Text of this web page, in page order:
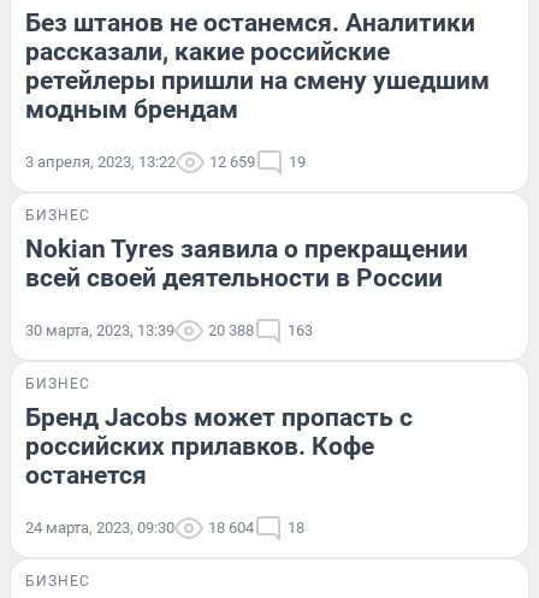
Без штанов не останемся. Аналитики
рассказали, какие российские
ретейлеры пришли на смену ушедшим
модным брендам
3 апреля, 2023, 13:22 12 659 19
БИЗНЕС
Nokian Tyres заявила о прекращении
всей своей деятельности в России
30 марта, 2023, 13:39 20 388 163
БИЗНЕС
Бренд Jacobs может пропасть с
российских прилавков. Кофе
останется
24 марта, 2023, 09:30 18 604 18
БИЗНЕС